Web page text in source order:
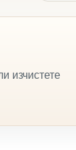
изчистете